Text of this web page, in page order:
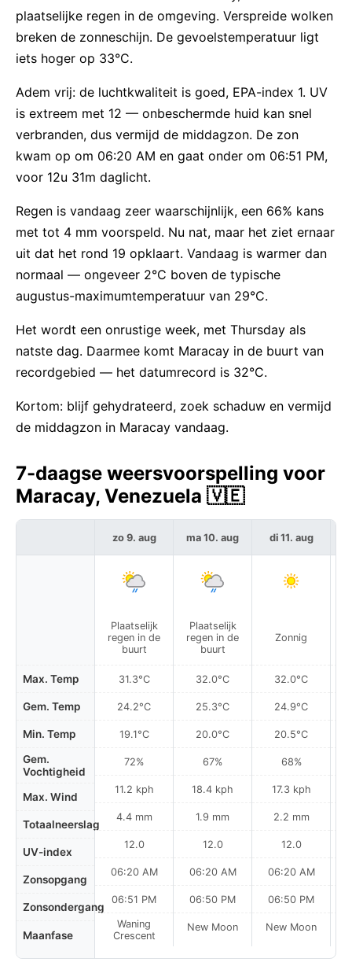
plaatselijke regen in de omgeving. Verspreide wolken
breken de zonneschijn. De gevoelstemperatuur ligt
iets hoger op 33°C.
Adem vrij: de luchtkwaliteit is goed, EPA-index 1. UV
is extreem met 12 — onbeschermde huid kan snel
verbranden, dus vermijd de middagzon. De zon
kwam op om 06:20 AM en gaat onder om 06:51 PM,
voor 12u 31m daglicht.
Regen is vandaag zeer waarschijnlijk, een 66% kans
met tot 4 mm voorspeld. Nu nat, maar het ziet ernaar
uit dat het rond 19 opklaart. Vandaag is warmer dan
normaal — ongeveer 2°C boven de typische
augustus-maximumtemperatuur van 29°C.
Het wordt een onrustige week, met Thursday als
natste dag. Daarmee komt Maracay in de buurt van
recordgebied — het datumrecord is 32°C.
Kortom: blijf gehydrateerd, zoek schaduw en vermijd
de middagzon in Maracay vandaag.
7-daagse weersvoorspelling voor
Maracay, Venezuela 🇻🇪
Max. Temp
Gem. Temp
Min. Temp
Gem.
Vochtigheid
Max. Wind
Totaalneerslag
UV-index
Zonsopgang
Zonsondergang
Maanfase
zo 9. aug
Plaatselijk
regen in de
buurt
31.3°C
24.2°C
19.1°C
72%
11.2 kph
4.4 mm
12.0
06:20 AM
06:51 PM
Waning
Crescent
ma 10. aug
Plaatselijk
regen in de
buurt
32.0°C
25.3°C
20.0°C
67%
18.4 kph
1.9 mm
12.0
06:20 AM
06:50 PM
New Moon
di 11. aug
Zonnig
32.0°C
24.9°C
20.5°C
68%
17.3 kph
2.2 mm
12.0
06:20 AM
06:50 PM
New Moon